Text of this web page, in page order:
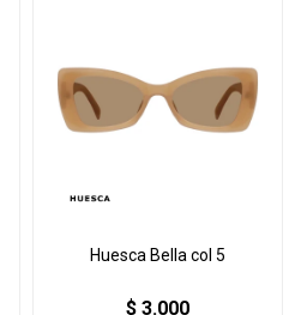
Huesca Bella col 5
$ 3.000